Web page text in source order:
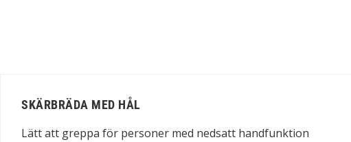
SKÄRBRÄDA MED HÅL
Lätt att greppa för personer med nedsatt handfunktion